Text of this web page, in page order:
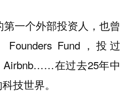
第一个外部投资人，也曾
Founders Fund，投过
Airbnb……在过去25年中
技世界。